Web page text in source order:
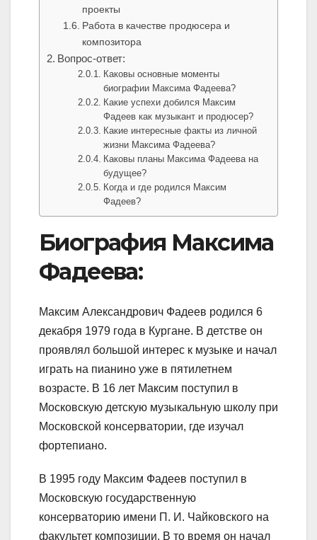
проекты
Работа в качестве продюсера и
композитора
Вопрос-ответ:
Каковы основные моменты
биографии Максима Фадеева?
Какие успехи добился Максим
Фадеев как музыкант и продюсер?
Какие интересные факты из личной
жизни Максима Фадеева?
Каковы планы Максима Фадеева на
будущее?
Когда и где родился Максим
Фадеев?
Биография Максима
Фадеева:
Максим Александрович Фадеев родился 6
декабря 1979 года в Кургане. В детстве он
проявлял большой интерес к музыке и начал
играть на пианино уже в пятилетнем
возрасте. В 16 лет Максим поступил в
Московскую детскую музыкальную школу при
Московской консерватории, где изучал
фортепиано.
В 1995 году Максим Фадеев поступил в
Московскую государственную
консерваторию имени П. И. Чайковского на
факультет композиции. В то время он начал